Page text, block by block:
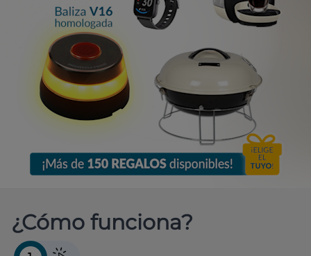
¿Cómo funciona?